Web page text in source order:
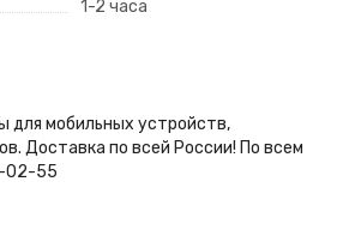
1-2 часа
для мобильных устройств,
Доставка по всей России! По всем
02-55